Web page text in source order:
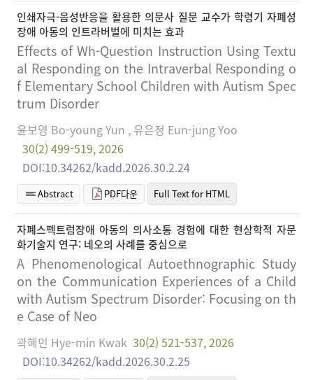
인쇄자극-음성반응을 활용한 의문사 질문 교수가 학령기 자폐성
장애 아동의 인트라버벌에 미치는 효과
Effects of Wh-Question Instruction Using Textu
al Responding on the Intraverbal Responding o
f Elementary School Children with Autism Spec
trum Disorder
윤보영 Bo-young Yun , 유은정 Eun-jung Yoo
30(2) 499-519, 2026
DOI:10.34262/kadd.2026.30.2.24
Abstract PDF다운 Full Text for HTML
자폐스펙트럼장애 아동의 의사소통 경험에 대한 현상학적 자문
화기술지 연구: 네오의 사례를 중심으로
A Phenomenological Autoethnographic Study
on the Communication Experiences of a Child
with Autism Spectrum Disorder: Focusing on th
e Case of Neo
곽혜민 Hye-min Kwak 30(2) 521-537, 2026
DOI:10.34262/kadd.2026.30.2.25